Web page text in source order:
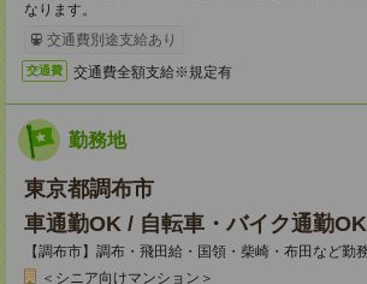
なります。
交通費別途支給あり
交通費 交通費全額支給※規定有
勤務地
東京都調布市
車通勤OK / 自転車・バイク通勤OK
【調布市】調布・飛田給・国領・柴崎・布田など勤
＜シニア向けマンション＞